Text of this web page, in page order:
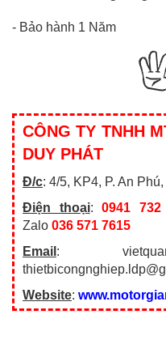
- Bảo hành 1 Năm
CÔNG TY TNHH
DUY PHÁT
Đ/c: 4/5, KP4, P. An
Điện thoại:0941
Zalo 036 571 7615
Email :
Website: